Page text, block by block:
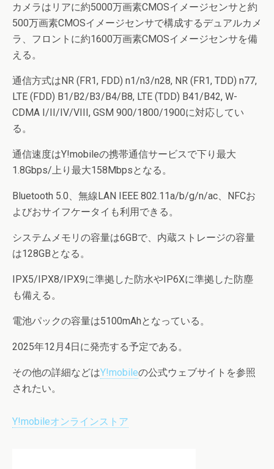
カメラはリアに約5000万画素CMOSイメージセンサと約
500万画素CMOSイメージセンサで構成するデュアルカメ
ラ、フロントに約1600万画素CMOSイメージセンサを備
える。
通信方式はNR (FR1, FDD) n1/n3/n28, NR (FR1, TDD) n77,
LTE (FDD) B1/B2/B3/B4/B8, LTE (TDD) B41/B42, W-
CDMA I/II/IV/VIII, GSM 900/1800/1900に対応してい
る。
通信速度はY!mobileの携帯通信サービスで下り最大
1.8Gbps/上り最大158Mbpsとなる。
Bluetooth 5.0、無線LAN IEEE 802.11a/b/g/n/ac、NFCお
よびおサイフケータイも利用できる。
システムメモリの容量は6GBで、内蔵ストレージの容量
は128GBとなる。
IPX5/IPX8/IPX9に準拠した防水やIP6Xに準拠した防塵
も備える。
電池パックの容量は5100mAhとなっている。
2025年12月4日に発売する予定である。
その他の詳細などはY!mobileの公式ウェブサイトを参照
されたい。
Y!mobileオンラインストア